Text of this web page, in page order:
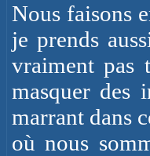
Nous faisons
je prends
vraiment pas
masquer des
marrant dans
où nous